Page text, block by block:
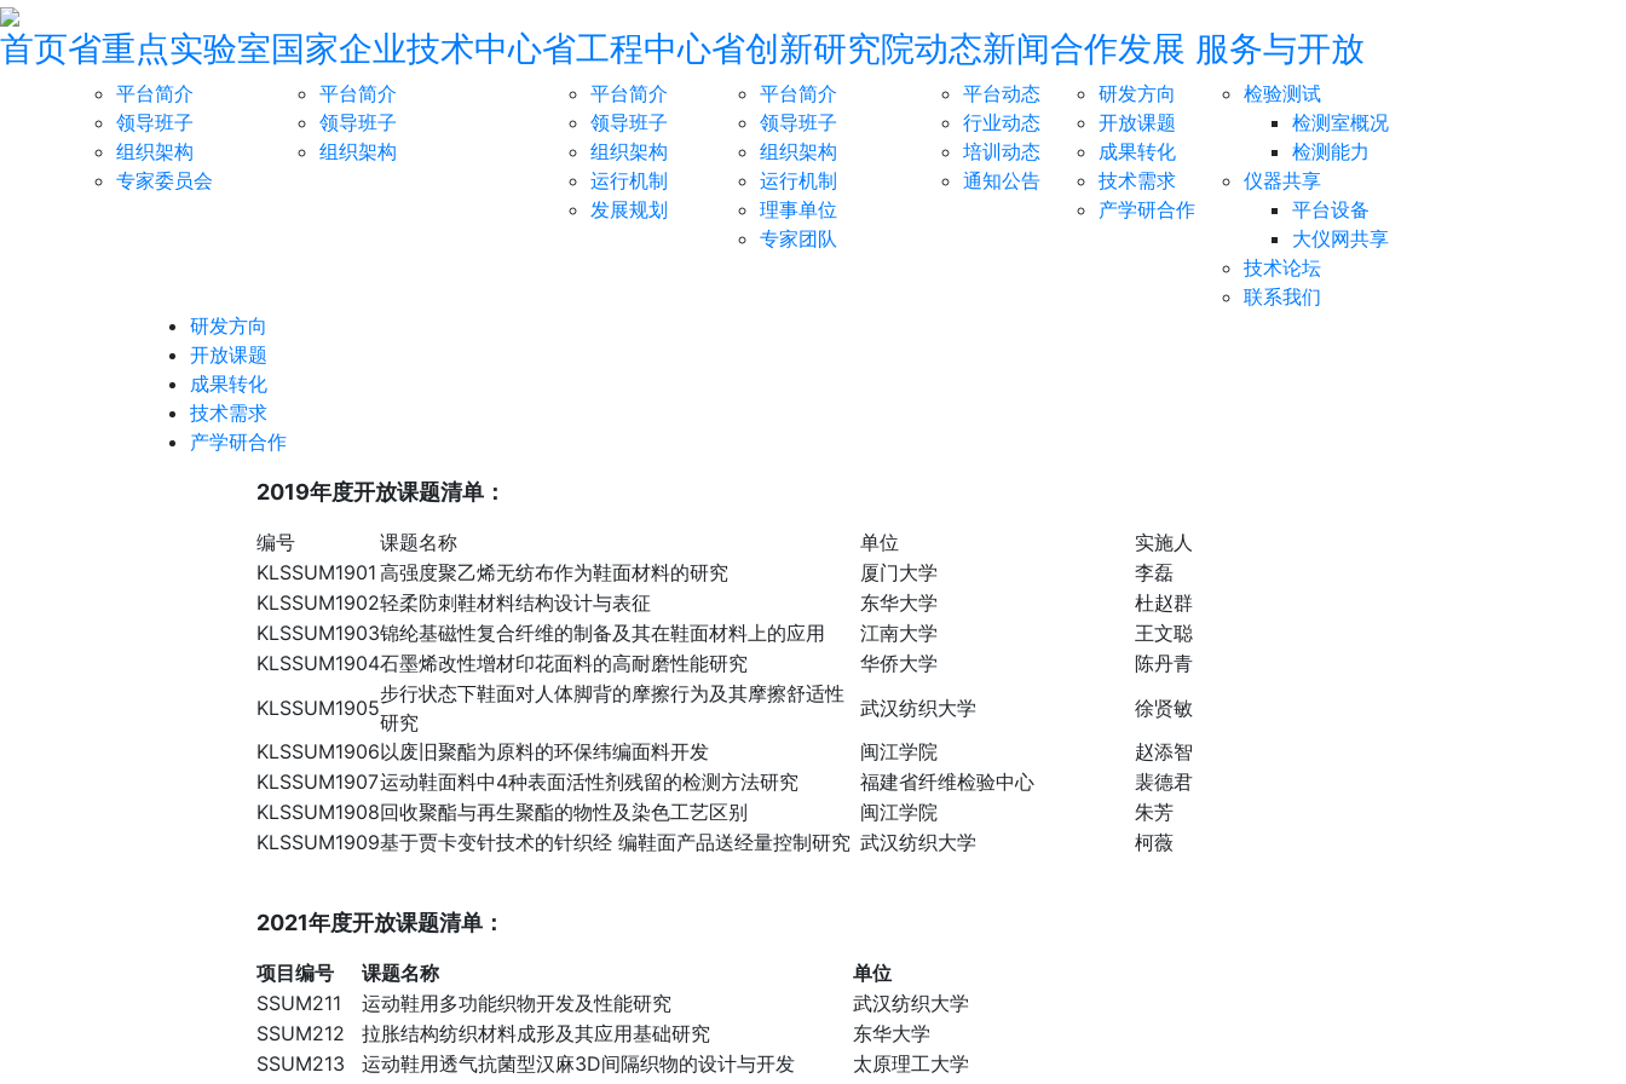
首页省重点实验室
平台简介
领导班子
组织架构
专家委员会
国家企业技术中心
平台简介
领导班子
组织架构
省工程中心
平台简介
领导班子
组织架构
运行机制
发展规划
省创新研究院
平台简介
领导班子
组织架构
运行机制
理事单位
专家团队
动态新闻
平台动态
行业动态
培训动态
通知公告
合作发展
研发方向
开放课题
成果转化
技术需求
产学研合作
服务与开放
检验测试
检测室概况
检测能力
仪器共享
平台设备
大仪网共享
技术论坛
联系我们
研发方向
开放课题
成果转化
技术需求
产学研合作
2019年度开放课题清单：
编号 课题名称 单位
实施人
KLSSUM1901 高强度聚乙烯无纺布作为鞋面材料的研究 厦门大学
李磊
KLSSUM1902轻柔防刺鞋材料结构设计与表征 东华大学
杜赵群
KLSSUM1903锦纶基磁性复合纤维的制备及其在鞋面材料上的应用 江南大学
王文聪
KLSSUM1904石墨烯改性增材印花面料的高耐磨性能研究 华侨大学
陈丹青
KLSSUM1905
步行状态下鞋面对人体脚背的摩擦行为及其摩擦舒适性
研究
武汉纺织大学
徐贤敏
KLSSUM1906以废旧聚酯为原料的环保纬编面料开发 闽江学院
赵添智
KLSSUM1907运动鞋面料中4种表面活性剂残留的检测方法研究 福建省纤维检验中心
裴德君
KLSSUM1908回收聚酯与再生聚酯的物性及染色工艺区别 闽江学院
朱芳
KLSSUM1909基于贾卡变针技术的针织经 编鞋面产品送经量控制研究 武汉纺织大学 柯薇
2021年度开放课题清单：
项目编号 课题名称
单位
SSUM211
运动鞋用多功能织物开发及性能研究
武汉纺织大学
SSUM212
拉胀结构纺织材料成形及其应用基础研究
东华大学
SSUM213
运动鞋用透气抗菌型汉麻3D间隔织物的设计与开发
太原理工大学